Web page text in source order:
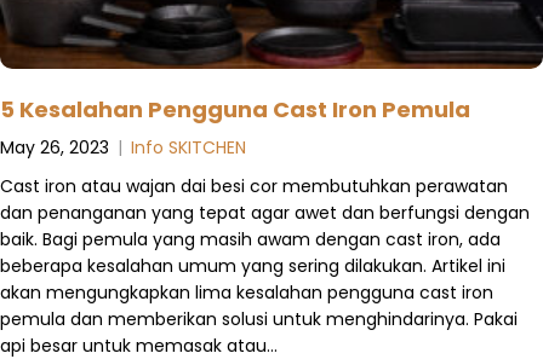
5 Kesalahan Pengguna Cast Iron Pemula
May 26, 2023 | Info SKITCHEN
Cast iron atau wajan dai besi cor membutuhkan perawatan
dan penanganan yang tepat agar awet dan berfungsi dengan
baik. Bagi pemula yang masih awam dengan cast iron, ada
beberapa kesalahan umum yang sering dilakukan. Artikel ini
akan mengungkapkan lima kesalahan pengguna cast iron
pemula dan memberikan solusi untuk menghindarinya. Pakai
api besar untuk memasak atau…